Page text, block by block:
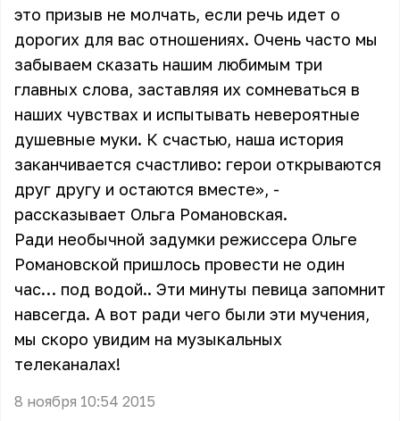
это призыв не молчать, если речь идет о
дорогих для вас отношениях. Очень часто мы
забываем сказать нашим любимым три
главных слова, заставляя их сомневаться в
наших чувствах и испытывать невероятные
душевные муки. К счастью, наша история
заканчивается счастливо: герои открываются
друг другу и остаются вместе», -
рассказывает Ольга Романовская.
Ради необычной задумки режиссера Ольге
Романовской пришлось провести не один
час… под водой.. Эти минуты певица запомнит
навсегда. А вот ради чего были эти мучения,
мы скоро увидим на музыкальных
телеканалах!
8 ноября 10:54 2015